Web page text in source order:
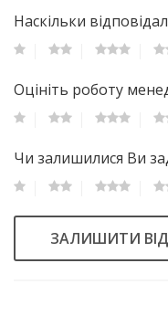
Наскільки
Оцініть роботу
Чи залишилися Ви
ЗАЛИШИТИ